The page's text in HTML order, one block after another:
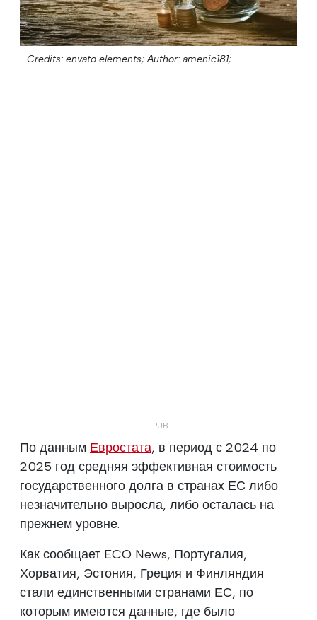
Credits: envato elements; Author: amenic181;
По данным Евростата, в период с 2024 по
2025 год средняя эффективная стоимость
государственного долга в странах ЕС либо
незначительно выросла, либо осталась на
прежнем уровне.
Как сообщает ECO News, Португалия,
Хорватия, Эстония, Греция и Финляндия
стали единственными странами ЕС, по
которым имеются данные, где было